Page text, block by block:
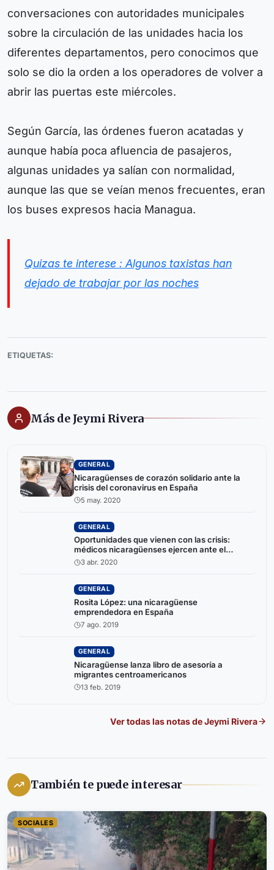
conversaciones con autoridades municipales
sobre la circulación de las unidades hacia los
diferentes departamentos, pero conocimos que
solo se dio la orden a los operadores de volver a
abrir las puertas este miércoles.
Según García, las órdenes fueron acatadas y
aunque había poca afluencia de pasajeros,
algunas unidades ya salían con normalidad,
aunque las que se veían menos frecuentes, eran
los buses expresos hacia Managua.
Quizas te interese : Algunos taxistas han
dejado de trabajar por las noches
ETIQUETAS:
Más de Jeymi Rivera
GENERAL
Nicaragüenses de corazón solidario ante la
crisis del coronavirus en España
5 may. 2020
GENERAL
Oportunidades que vienen con las crisis:
médicos nicaragüenses ejercen ante el
coronavirus en España
3 abr. 2020
GENERAL
Rosita López: una nicaragüense
emprendedora en España
7 ago. 2019
GENERAL
Nicaragüense lanza libro de asesoría a
migrantes centroamericanos
13 feb. 2019
Ver todas las notas deJeymi Rivera
También te puede interesar
SOCIALES